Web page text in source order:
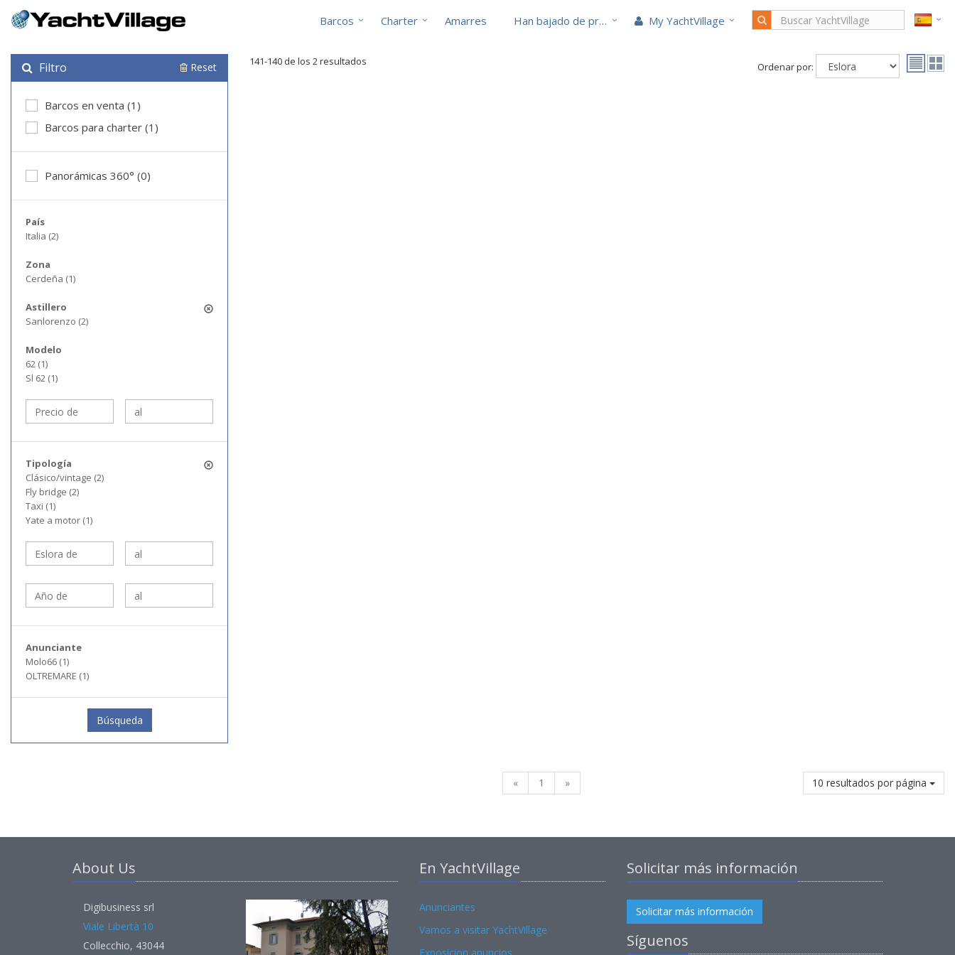
Barcos Charter Amarres Han bajado de precio My YachtVillage
Filtro Reset
Barcos en venta (1)
Barcos para charter (1)
Panorámicas 360° (0)
País
Italia (2)
Zona
Cerdeña (1)
Astillero
Sanlorenzo (2)
Modelo
62 (1)
Sl 62 (1)
Tipología
Clásico/vintage (2)
Fly bridge (2)
Taxi (1)
Yate a motor (1)
Anunciante
Molo66 (1)
OLTREMARE (1)
Búsqueda
141-140 de los 2 resultados Ordenar por:
« 1 » 10 resultados por página
About Us
Digibusiness srl
Viale Libertà 10
Collecchio, 43044
En YachtVillage
Anunciantes
Vamos a visitar YachtVillage
Solicitar más información
Solicitar más información
Síguenos